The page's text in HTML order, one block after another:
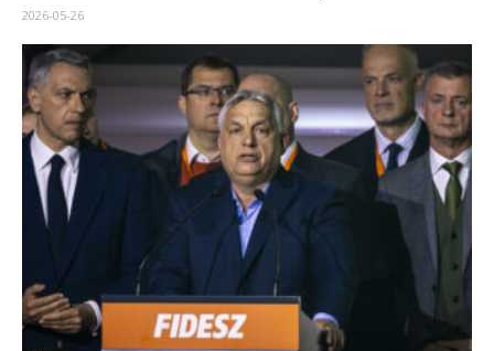
2026-05-26